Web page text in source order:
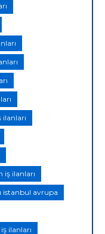
iş ilanları
istanbul avrupa
ilanları